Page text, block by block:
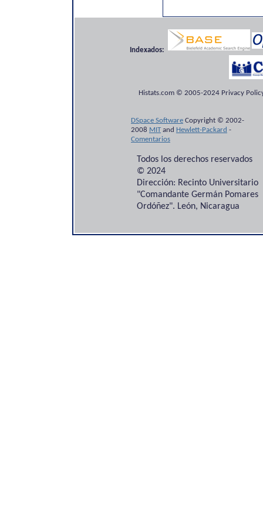
Indexados:
Histats.com © 2005-2024 Privacy
DSpace Software Copyright © 2002-
2008 MITand Hewlett-Packard -
Comentarios
Todos los derechos reservados
© 2024
Dirección: Recinto Universitario
"Comandante Germán Pomares
Ordóñez". León, Nicaragua